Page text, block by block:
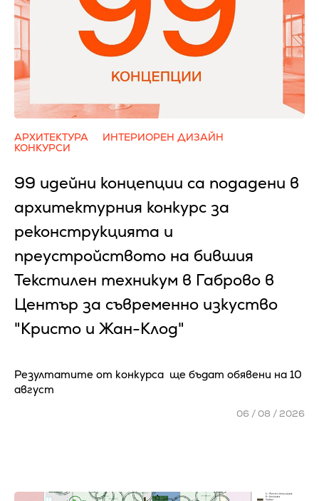
АРХИТЕКТУРА
ИНТЕРИОРЕН ДИЗАЙН
КОНКУРСИ
99 идейни концепции са подадени в
архитектурния конкурс за
реконструкцията и
преустройството на бившия
Текстилен техникум в Габрово в
Център за съвременно изкуство
"Кристо и Жан-Клод"
Резултатите от конкурса ще бъдат обявени на 10
август
06 / 08 / 2026